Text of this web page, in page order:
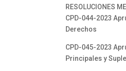
RESOLUCIONES
CPD-044-2023
Derechos
CPD-045-2023
Principales y